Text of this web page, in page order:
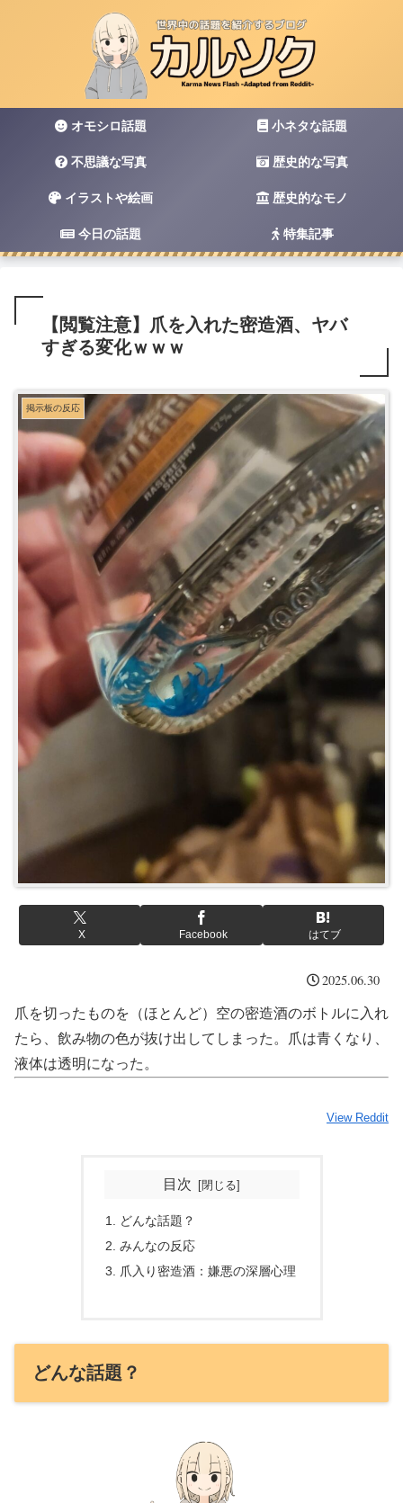
オモシロ話題 小ネタな話題
不思議な写真 歴史的な写真
イラストや絵画 歴史的なモノ
今日の話題 特集記事
【閲覧注意】爪を入れた密造酒、ヤバ
すぎる変化ｗｗｗ
掲示板の反応
X Facebook はてブ
2025.06.30
爪を切ったものを（ほとんど）空の密造酒のボトルに入れ
たら、飲み物の色が抜け出してしまった。爪は青くなり、
液体は透明になった。
View Reddit
目次
どんな話題？
みんなの反応
爪入り密造酒：嫌悪の深層心理
どんな話題？